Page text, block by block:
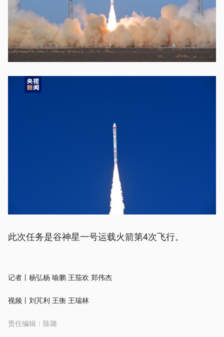
此次任务是谷神星一号运载火箭第4次飞行。
记者丨杨弘杨 喻鹏 王茄欢 郑伟杰
视频丨刘芃利 王衡 王瑞林
责任编辑： 陈璐